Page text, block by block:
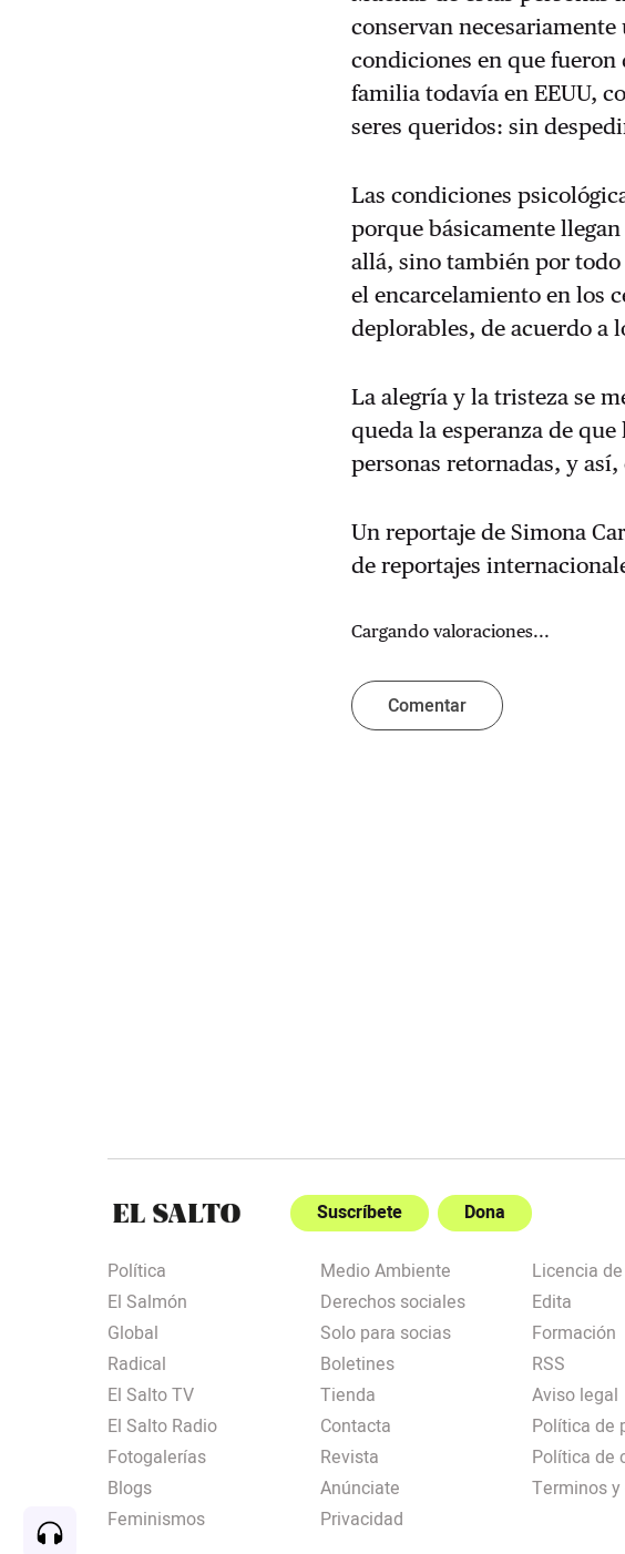
conservan
condiciones en que
familia todavía en EEUU,
seres queridos: sin
Las condiciones
porque básicamente
allá, sino también por
el encarcelamiento en los
deplorables, de acuerdo a
La alegría y la tristeza se
queda la esperanza de
personas retornadas, y
Un reportaje de Simona
de reportajes
Cargando valoraciones...
Comentar
Suscríbete Dona
Política
El Salmón
Global
Radical
El Salto TV
El Salto Radio
Fotogalerías
Blogs
Feminismos
Medio Ambiente
Derechos sociales
Solo para socias
Boletines
Tienda
Contacta
Revista
Anúnciate
Privacidad
Licencia
Edita
Formación
RSS
Aviso legal
Política de
Política de
Terminos